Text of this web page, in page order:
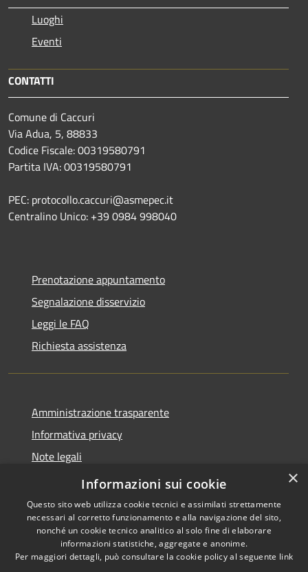
Luoghi
Eventi
CONTATTI
Comune di Caccuri
Via Adua, 5, 88833
Codice Fiscale: 00319580791
Partita IVA: 00319580791
PEC: protocollo.caccuri@asmepec.it
Centralino Unico: +39 0984 998040
Prenotazione appuntamento
Segnalazione disservizio
Leggi le FAQ
Richiesta assistenza
Amministrazione trasparente
Informativa privacy
Note legali
Dichiarazione di accessibilità
Accessibilità
Copyright © 2026 • Comune di
Caccuri • Powered by
×
Informazioni sui cookie
Questo sito web utilizza cookie tecnici e assimilati strettamente
necessari al corretto funzionamento e alla navigazione del sito,
nonché un cookie tecnico analitico al solo fine di elaborare
informazioni statistiche, aggregate e anonime.
Per maggiori dettagli, può consultare la cookie policy al seguente link